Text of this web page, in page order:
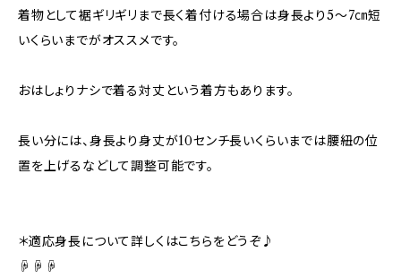
着物として裾ギリギリまで長く着付ける場合は身長より5〜7㎝短
いくらいまでがオススメです。
おはしょりナシで着る対丈という着方もあります。
長い分には、身長より身丈が10センチ長いくらいまでは腰紐の位
置を上げるなどして調整可能です。
＊適応身長について詳しくはこちらをどうぞ♪
☟☟☟